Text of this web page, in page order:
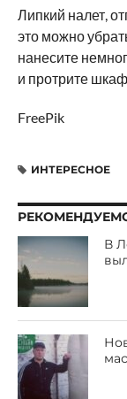
Липкий налет,
это можно
нанесите
и протрите
FreePik
ИНТЕРЕСНОЕ
В